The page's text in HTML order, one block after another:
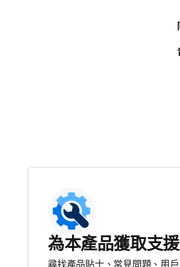
為本產品獲取支援
尋找產品貼士、常見問題、用